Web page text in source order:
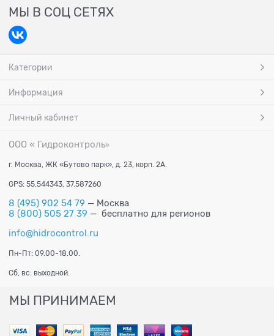
МЫ В СОЦ СЕТЯХ
Категории
Информация
Личный кабинет
ООО « Гидроконтроль»
г. Москва, ЖК «Бутово парк», д. 23, корп. 2А.
GPS: 55.544343, 37.587260
8 (495) 902 54 79 — Москва
8 (800) 505 27 39 — бесплатно для регионов
info@hidrocontrol.ru
Пн-Пт: 09.00-18.00.
Сб, вс: выходной.
МЫ ПРИНИМАЕМ